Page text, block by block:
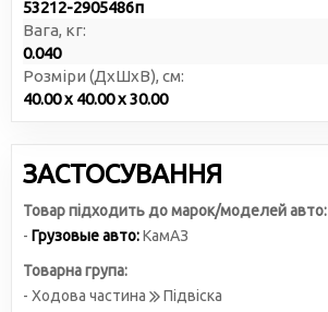
53212-2905486п
Вага, кг:
0.040
Розміри (ДxШxВ), см:
40.00 x 40.00 x 30.00
ЗАСТОСУВАННЯ
Товар підходить до марок/моделей авто:
- Грузовые авто:КамАЗ
Товарна група:
- Ходова частина
Підвіска